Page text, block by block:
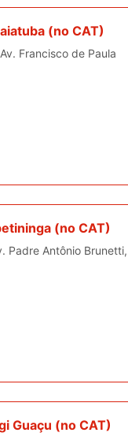
(no CAT)
Francisco de Paula
(no CAT)
Padre Antônio Brunetti,
Guaçu (no CAT)